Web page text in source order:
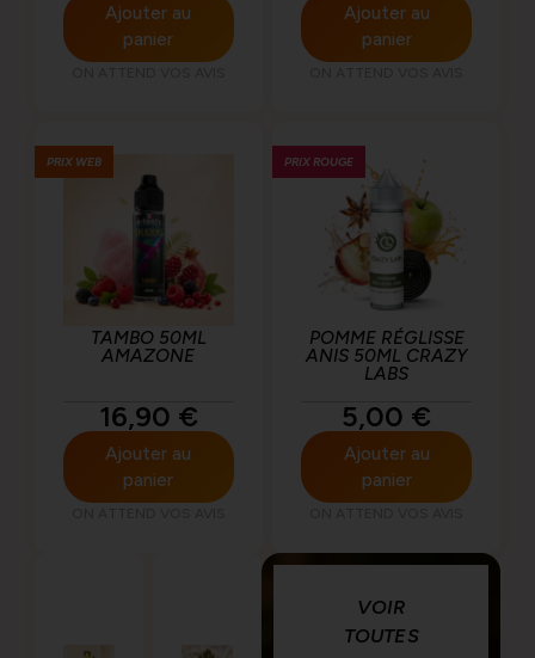
Ajouter au
panier
Ajouter au
panier
PRIX WEB
TAMBO 50ML
AMAZONE
16,90 €
Ajouter au
panier
PRIX ROUGE
POMME RÉGLISSE
ANIS 50ML CRAZY
LABS
5,00 €
Ajouter au
panier
VOIR
TOUTES